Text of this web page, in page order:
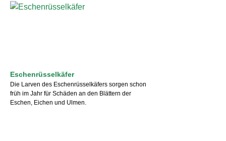
Eschenrüsselkäfer
Die Larven des Eschenrüsselkäfers sorgen schon
früh im Jahr für Schäden an den Blättern der
Eschen, Eichen und Ulmen.